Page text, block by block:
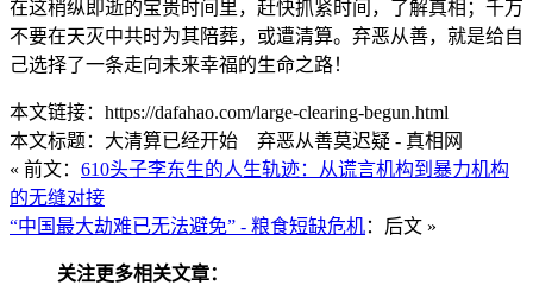
在这稍纵即逝的宝贵时间里，赶快抓紧时间，了解真相；千万
不要在天灭中共时为其陪葬，或遭清算。弃恶从善，就是给自
己选择了一条走向未来幸福的生命之路！
本文链接：https://dafahao.com/large-clearing-begun.html
本文标题：大清算已经开始 弃恶从善莫迟疑 - 真相网
« 前文： 610头子李东生的人生轨迹：从谎言机构到暴力机构
的无缝对接
“中国最大劫难已无法避免” - 粮食短缺危机：后文 »
关注更多相关文章：